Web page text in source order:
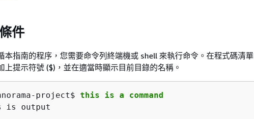
件
本指南的程序，您需要命令列終端機或 shell 來執行命令。在程式碼清
上提示符號 ($)，並在適當時顯示目前目錄的名稱。
project$ this is a command
is output